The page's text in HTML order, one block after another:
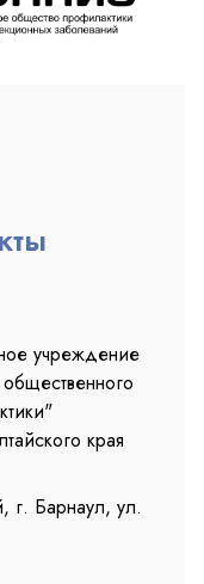
учреждение
края
г. Барнаул, ул.